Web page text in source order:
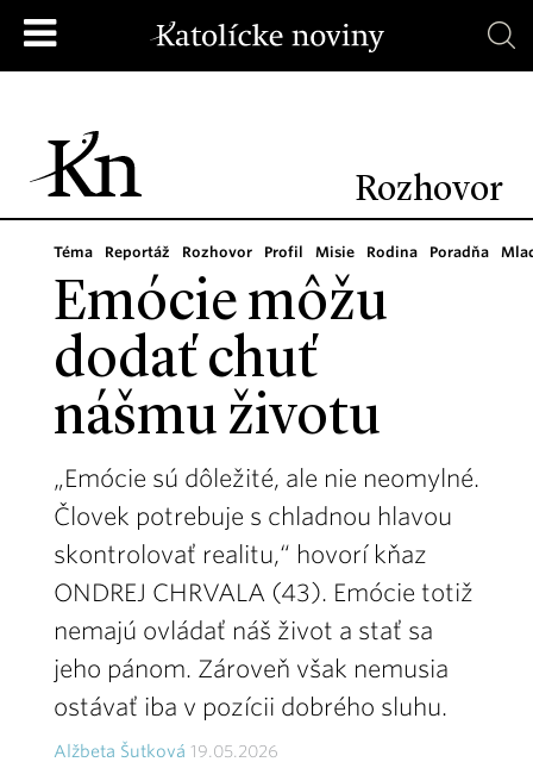
Rozhovor
Téma Reportáž Rozhovor Profil Misie Rodina Poradňa
Emócie môžu
dodať chuť
nášmu životu
„Emócie sú dôležité, ale nie neomylné.
Človek potrebuje s chladnou hlavou
skontrolovať realitu,“ hovorí kňaz
ONDREJ CHRVALA (43). Emócie totiž
nemajú ovládať náš život a stať sa
jeho pánom. Zároveň však nemusia
ostávať iba v pozícii dobrého sluhu.
Alžbeta Šutková 19.05.2026